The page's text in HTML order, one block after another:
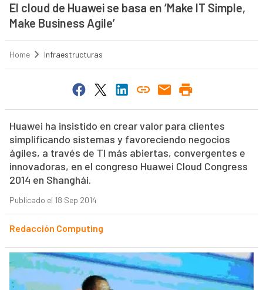
El cloud de Huawei se basa en ‘Make IT Simple,
Make Business Agile’
Home Infraestructuras
Huawei ha insistido en crear valor para clientes
simplificando sistemas y favoreciendo negocios
ágiles, a través de TI más abiertas, convergentes e
innovadoras, en el congreso Huawei Cloud Congress
2014 en Shanghái.
Publicado el 18 Sep 2014
Redacción Computing